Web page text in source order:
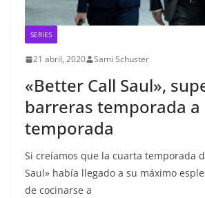
SERIES
21 abril, 2020 Sami Schuster
«Better Call Saul»,
barreras temporada a
temporada
Si creíamos que la cuarta temporada
Saul» había llegado a su máximo
de cocinarse a